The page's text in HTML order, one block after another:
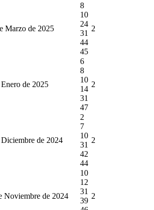
Marzo de 2025
8
10
24
31
44
45
2
de 2025
6
8
10
14
31
47
2
Diciembre de 2024
2
7
10
31
42
44
2
Noviembre de 2024
10
12
31
39
2